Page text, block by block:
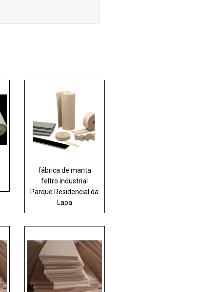
fábrica de manta
feltro industrial
Parque Residencial da
Lapa